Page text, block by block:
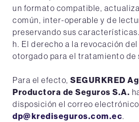
un formato compatible,
común, inter-operable y de
preservando sus características.
h. El derecho a la revocación
otorgado para el tratamiento de
Para el efecto, SEGURKRED
Productora de Seguros S.A.
disposición el correo electrónico
dp@krediseguros.com.ec.